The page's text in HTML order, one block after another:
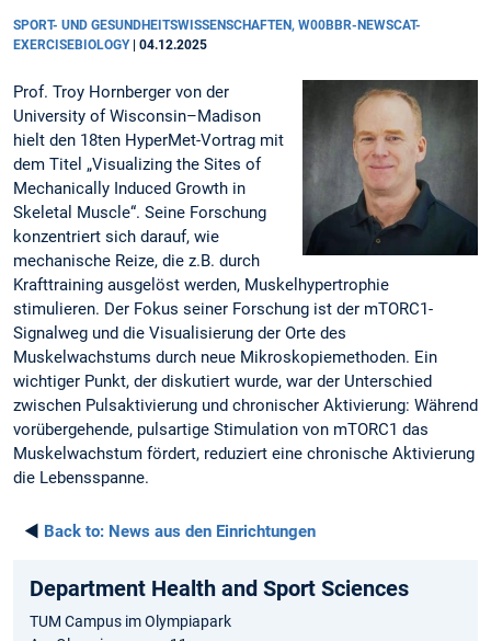
SPORT- UND GESUNDHEITSWISSENSCHAFTEN, W00BBR-NEWSCAT-
EXERCISEBIOLOGY 04.12.2025
Prof. Troy Hornberger von der
University of Wisconsin–Madison
hielt den 18ten HyperMet-Vortrag mit
dem Titel „Visualizing the Sites of
Mechanically Induced Growth in
Skeletal Muscle“. Seine Forschung
konzentriert sich darauf, wie
mechanische Reize, die z.B. durch
Krafttraining ausgelöst werden, Muskelhypertrophie
stimulieren. Der Fokus seiner Forschung ist der mTORC1-
Signalweg und die Visualisierung der Orte des
Muskelwachstums durch neue Mikroskopiemethoden. Ein
wichtiger Punkt, der diskutiert wurde, war der Unterschied
zwischen Pulsaktivierung und chronischer Aktivierung: Während
vorübergehende, pulsartige Stimulation von mTORC1 das
Muskelwachstum fördert, reduziert eine chronische Aktivierung
die Lebensspanne.
◄ Back to: News aus den Einrichtungen
Department Health and Sport Sciences
TUM Campus im Olympiapark